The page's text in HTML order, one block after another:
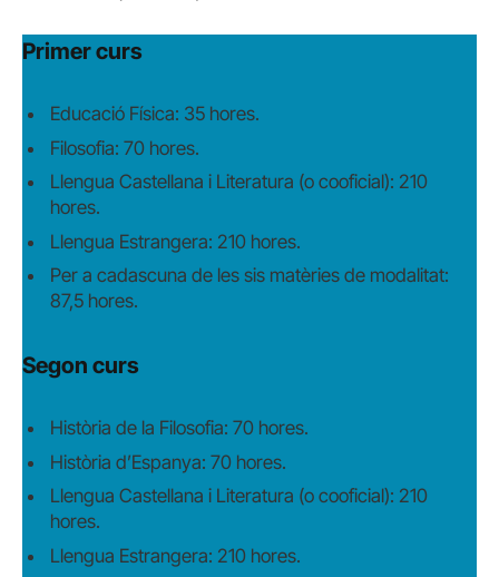
Primer curs
Educació Física: 35 hores.
Filosofia: 70 hores.
Llengua Castellana i Literatura (o cooficial): 210
hores.
Llengua Estrangera: 210 hores.
Per a cadascuna de les sis matèries de modalitat:
87,5 hores.
Segon curs
Història de la Filosofia: 70 hores.
Història d’Espanya: 70 hores.
Llengua Castellana i Literatura (o cooficial): 210
hores.
Llengua Estrangera: 210 hores.